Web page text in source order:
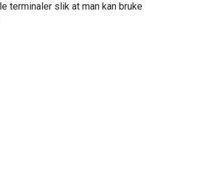
terminaler slik at man kan bruke